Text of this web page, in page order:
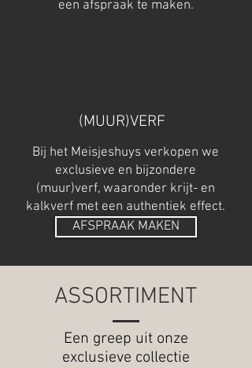
een afspraak te maken.
(MUUR)VERF
Bij het Meisjeshuys verkopen we
exclusieve en bijzondere
(muur)verf, waaronder krijt- en
kalkverf met een authentiek effect.
AFSPRAAK MAKEN
ASSORTIMENT
Een greep uit onze
exclusieve collectie